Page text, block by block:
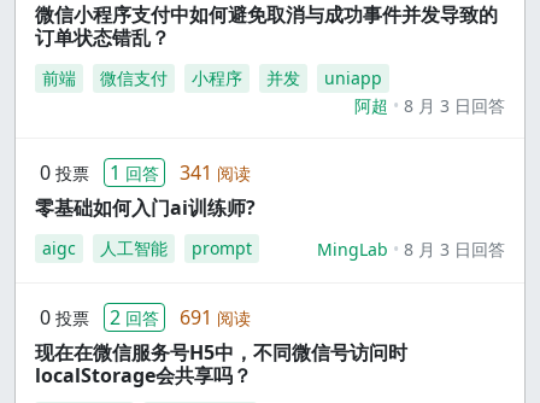
微信小程序支付中如何避免取消与成功事件并发导致的
订单状态错乱？
前端 微信支付 小程序 并发
uniapp
阿超
8 月 3 日回答
0 投票 1 回答 341 阅读
零基础如何入门ai训练师?
aigc 人工智能 prompt MingLab 8 月 3 日回答
0 投票 2 回答 691 阅读
现在在微信服务号H5中，不同微信号访问时
localStorage会共享吗？